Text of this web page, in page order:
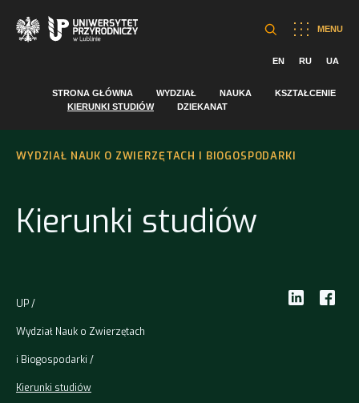
MENU
EN RU UA
STRONA GŁÓWNA WYDZIAŁ NAUKA
KSZTAŁCENIE
KIERUNKI STUDIÓW
DZIEKANAT
WYDZIAŁ NAUK O ZWIERZĘTACH I BIOGOSPODARKI
Kierunki studiów
UP
Wydział Nauk o Zwierzętach
i Biogospodarki
Kierunki studiów